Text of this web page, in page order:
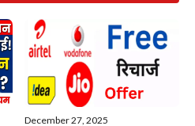
December 27, 2025